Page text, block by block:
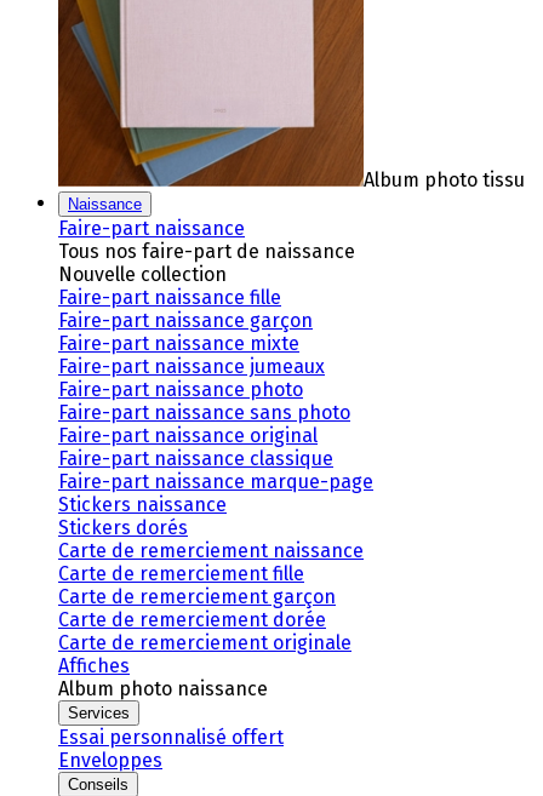
Album photo tissu
Naissance
Faire-part naissance
Tous nos faire-part de naissance
Nouvelle collection
Faire-part naissance fille
Faire-part naissance garçon
Faire-part naissance mixte
Faire-part naissance jumeaux
Faire-part naissance photo
Faire-part naissance sans photo
Faire-part naissance original
Faire-part naissance classique
Faire-part naissance marque-page
Stickers naissance
Stickers dorés
Carte de remerciement naissance
Carte de remerciement fille
Carte de remerciement garçon
Carte de remerciement dorée
Carte de remerciement originale
Affiches
Album photo naissance
Services
Essai personnalisé offert
Enveloppes
Conseils